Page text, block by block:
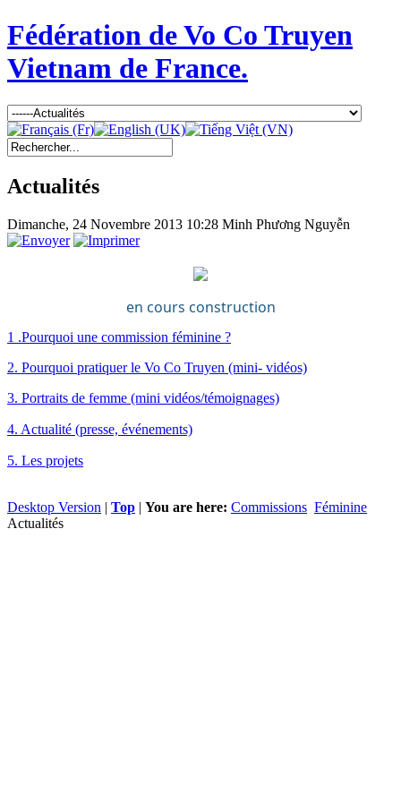
Fédération de Vo Co Truyen
Vietnam de France.
Actualités
Dimanche, 24 Novembre 2013 10:28 Minh Phương Nguyễn
en cours construction
1 .Pourquoi une commission féminine ?
2. Pourquoi pratiquer le Vo Co Truyen (mini- vidéos)
3. Portraits de femme (mini vidéos/témoignages)
4. Actualité (presse, événements)
5. Les projets
Desktop Version | Top | You are here: Commissions Féminine
Actualités